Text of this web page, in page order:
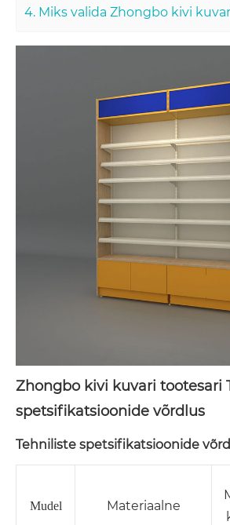
4. Miks valida Zhongbo kivi
Zhongbo kivi kuvari tootesari
spetsifikatsioonide võrdlus
Tehniliste spetsifikatsioonide
Mudel Materiaalne